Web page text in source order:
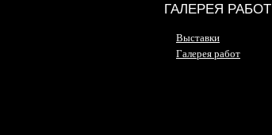
ГАЛЕРЕЯ РАБОТ
Выставки
Галерея работ